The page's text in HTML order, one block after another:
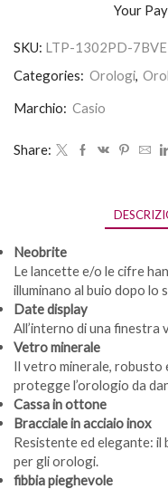
Your
SKU: LTP-1302PD-
Categories: Orologi,
Marchio: Casio
Share:
Neobrite
Le lancette e/o le cifre
illuminano al buio dopo lo
Date display
All’interno di una finestra
Vetro minerale
Il vetro minerale, robusto
protegge l’orologio da
Cassa in ottone
Bracciale in acciaio inox
Resistente ed elegante: il
per gli orologi.
fibbia pieghevole